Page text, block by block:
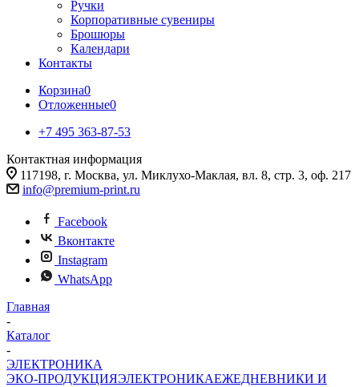
Ручки
Корпоративные сувениры
Брошюры
Календари
Контакты
Корзина0
Отложенные0
+7 495 363-87-53
Контактная информация
117198, г. Москва, ул. Миклухо-Маклая, вл. 8, стр. 3, оф. 217
info@premium-print.ru
Facebook
Вконтакте
Instagram
WhatsApp
Главная
-
Каталог
-
ЭЛЕКТРОНИКА
ЭКО-ПРОДУКЦИЯЭЛЕКТРОНИКАЕЖЕДНЕВНИКИ И